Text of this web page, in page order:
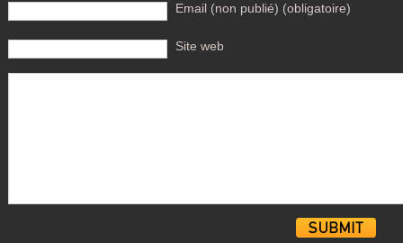
Email (non publié) (obligatoire)
Site web